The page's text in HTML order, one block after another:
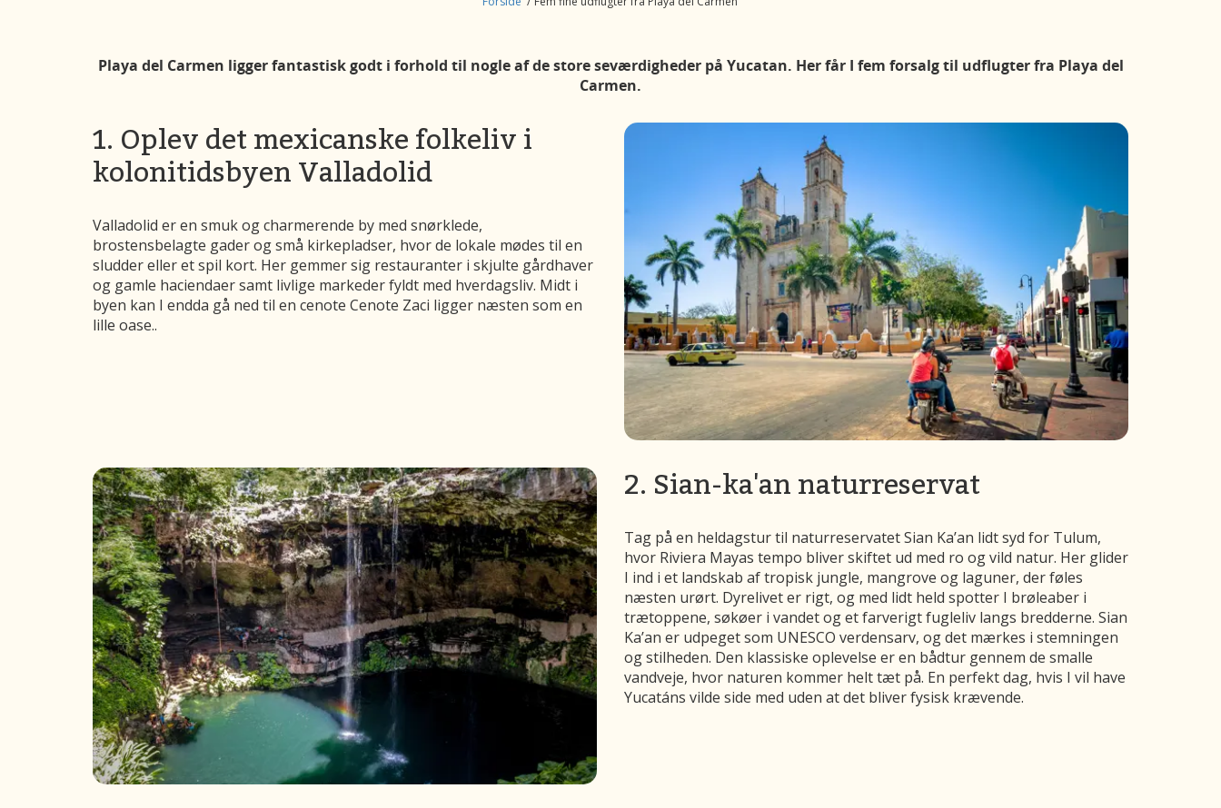
Playa del Carmen ligger fantastisk godt i forhold til nogle af de store seværdigheder på Yucatan. Her får I fem forsalg til udflugter fra Playa del
Carmen.
1. Oplev det mexicanske folkeliv i
kolonitidsbyen Valladolid
Valladolid er en smuk og charmerende by med snørklede,
brostensbelagte gader og små kirkepladser, hvor de lokale mødes til en
sludder eller et spil kort. Her gemmer sig restauranter i skjulte gårdhaver
og gamle haciendaer samt livlige markeder fyldt med hverdagsliv. Midt i
byen kan I endda gå ned til en cenote Cenote Zaci ligger næsten som en
lille oase..
2. Sian-ka'an naturreservat
Tag på en heldagstur til naturreservatet Sian Ka’an lidt syd for Tulum,
hvor Riviera Mayas tempo bliver skiftet ud med ro og vild natur. Her glider
I ind i et landskab af tropisk jungle, mangrove og laguner, der føles
næsten urørt. Dyrelivet er rigt, og med lidt held spotter I brøleaber i
trætoppene, søkøer i vandet og et farverigt fugleliv langs bredderne. Sian
Ka’an er udpeget som UNESCO verdensarv, og det mærkes i stemningen
og stilheden. Den klassiske oplevelse er en bådtur gennem de smalle
vandveje, hvor naturen kommer helt tæt på. En perfekt dag, hvis I vil have
Yucatáns vilde side med uden at det bliver fysisk krævende.